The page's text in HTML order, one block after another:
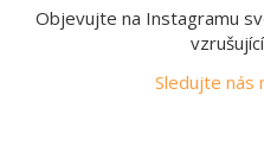
Objevujte na Instagramu
Sledujte nás